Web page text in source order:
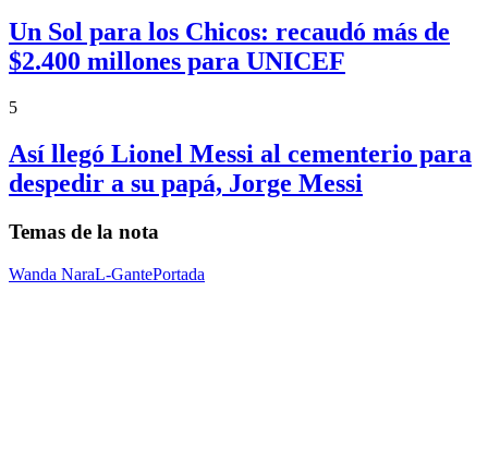
Un Sol para los Chicos: recaudó más de
$2.400 millones para UNICEF
5
Así llegó Lionel Messi al cementerio para
despedir a su papá, Jorge Messi
Temas de la nota
Wanda NaraL-GantePortada